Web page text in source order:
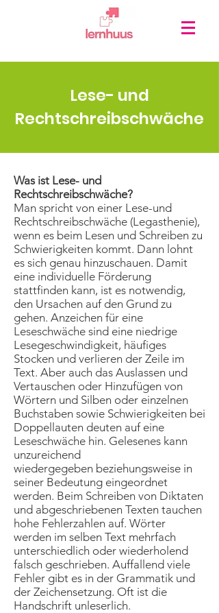
Lese- und
Rechtschreibschwäche
Was ist Lese- und
Rechtschreibschwäche?
Man spricht von einer Lese-und
Rechtschreibschwäche (Legasthenie),
wenn es beim Lesen und Schreiben zu
Schwierigkeiten kommt. Dann lohnt
es sich genau hinzuschauen. Damit
eine individuelle Förderung
stattfinden kann, ist es notwendig,
den Ursachen auf den Grund zu
gehen. Anzeichen für eine
Leseschwäche sind eine niedrige
Lesegeschwindigkeit, häufiges
Stocken und verlieren der Zeile im
Text. Aber auch das Auslassen und
Vertauschen oder Hinzufügen von
Wörtern und Silben oder einzelnen
Buchstaben sowie Schwierigkeiten bei
Doppellauten deuten auf eine
Leseschwäche hin. Gelesenes kann
unzureichend
wiedergegeben beziehungsweise in
seiner Bedeutung eingeordnet
werden. Beim Schreiben von Diktaten
und abgeschriebenen Texten tauchen
hohe Fehlerzahlen auf. Wörter
werden im selben Text mehrfach
unterschiedlich oder wiederholend
falsch geschrieben. Auffallend viele
Fehler gibt es in der Grammatik und
der Zeichensetzung. Oft ist die
Handschrift unleserlich.